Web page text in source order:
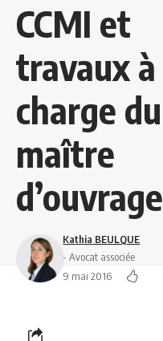
CCMI et
travaux à
charge du
maître
d’ouvrage
Kathia BEULQUE
- Avocat associée
9 mai 2016